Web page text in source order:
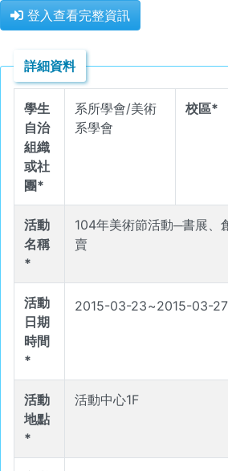
登入查看完整資訊
詳細資料
學生
自治
組織
或社
團*
系所學會/美術
系學會
校區*
活動
名稱
*
104年美術節活動─書展、
賣
活動
日期
時間
*
2015-03-23~2015-03-27
活動
地點
*
活動中心1F